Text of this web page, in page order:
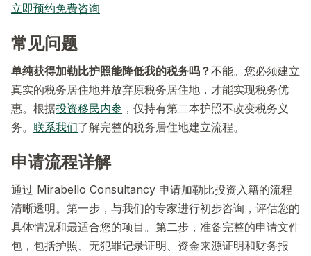
立即预约免费咨询
常见问题
单纯获得加勒比护照能降低我的税务吗？不能。您必须建立
真实的税务居住地并放弃原税务居住地，才能实现税务优
惠。根据投资移民内参 ，仅持有第二本护照不改变税务义
务。 联系我们了解完整的税务居住地建立流程。
申请流程详解
通过 Mirabello Consultancy 申请加勒比投资入籍的流程
清晰透明。第一步，与我们的专家进行初步咨询，评估您的
具体情况和最适合您的项目。第二步，准备完整的申请文件
包，包括护照、无犯罪记录证明、资金来源证明和财务报